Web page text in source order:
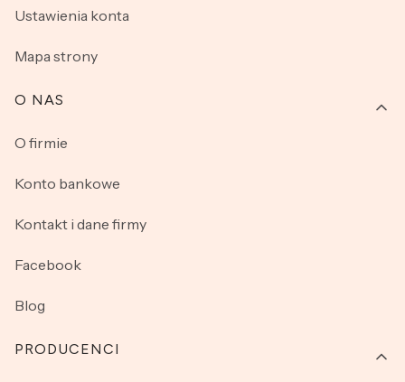
Ustawienia konta
Mapa strony
O NAS
O firmie
Konto bankowe
Kontakt i dane firmy
Facebook
Blog
PRODUCENCI